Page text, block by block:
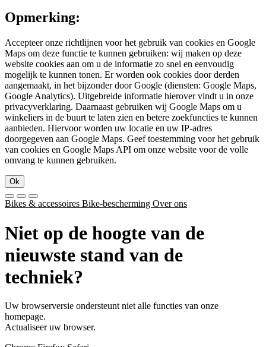
Opmerking:
Accepteer onze richtlijnen voor het gebruik van cookies en Google
Maps om deze functie te kunnen gebruiken: wij maken op deze
website cookies aan om u de informatie zo snel en eenvoudig
mogelijk te kunnen tonen. Er worden ook cookies door derden
aangemaakt, in het bijzonder door Google (diensten: Google Maps,
Google Analytics). Uitgebreide informatie hierover vindt u in onze
privacyverklaring. Daarnaast gebruiken wij Google Maps om u
winkeliers in de buurt te laten zien en betere zoekfuncties te kunnen
aanbieden. Hiervoor worden uw locatie en uw IP-adres
doorgegeven aan Google Maps. Geef toestemming voor het gebruik
van cookies en Google Maps API om onze website voor de volle
omvang te kunnen gebruiken.
Ok
Bikes & accessoires Bike-bescherming Over ons
Niet op de hoogte van de
nieuwste stand van de
techniek?
Uw browserversie ondersteunt niet alle functies van onze
homepage.
Actualiseer uw browser.